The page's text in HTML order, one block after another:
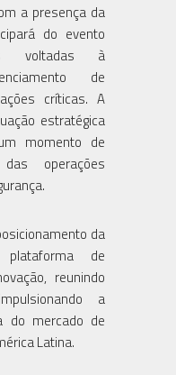
a presença da
do evento
voltadas à
de
críticas. A
estratégica
momento de
operações
da
plataforma de
reunindo
a
do mercado de
Latina.